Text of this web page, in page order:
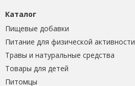
Каталог
Пищевые добавки
Питание для физической активности
Травы и натуральные средства
Товары для детей
Питомцы